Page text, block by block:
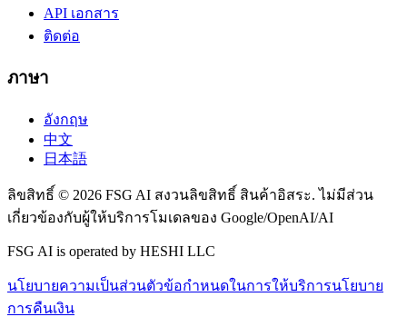
API เอกสาร
ติดต่อ
ภาษา
อังกฤษ
中文
日本語
ลิขสิทธิ์ © 2026 FSG AI สงวนลิขสิทธิ์ สินค้าอิสระ. ไม่มีส่วน
เกี่ยวข้องกับผู้ให้บริการโมเดลของ Google/OpenAI/AI
FSG AI is operated by HESHI LLC
นโยบายความเป็นส่วนตัวข้อกำหนดในการให้บริการนโยบาย
การคืนเงิน